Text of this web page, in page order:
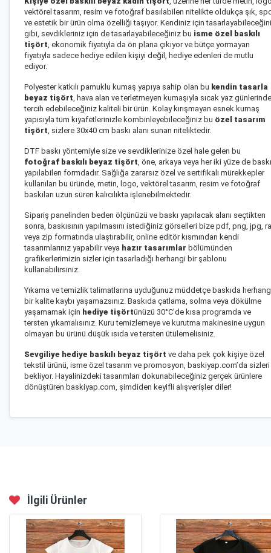
vektörel tasarım, resim ve fotoğraf basılabilen nitelikte oldukça şık,
ve estetik bir ürün olma özelliği taşıyor. Kendiniz için
gibi, sevdikleriniz için de tasarlayabileceğiniz bu isme özel baskılı
tişört, ekonomik fiyatıyla da ön plana çıkıyor ve bütçe yormayan
fiyatıyla sadece hediye edilen kişiyi değil, hediye edenleri de mutlu
ediyor.
Polyester katkılı pamuklu kumaş yapıya sahip olan bu kendin tasarla
beyaz tişört, hava alan ve terletmeyen kumaşıyla sıcak yaz günlerinde
tercih edebileceğiniz kaliteli bir ürün. Kolay kırışmayan esnek kumaş
yapısıyla tüm kıyafetlerinizle kombinleyebileceğiniz bu özel tasarım
tişört, sizlere 30x40 cm baskı alanı sunan niteliktedir.
DTF baskı yöntemiyle size ve sevdiklerinize özel hale gelen bu
fotoğraf baskılı beyaz tişört, öne, arkaya veya her iki yüze de baskı
yapılabilen formdadır. Sağlığa zararsız özel ve sertifikalı mürekkepler
kullanılan bu üründe, metin, logo, vektörel tasarım, resim ve fotoğraf
baskıları uzun süren kalıcılıkta işlenebilmektedir.
Sipariş panelinden beden ölçünüzü ve baskı yapılacak alanı seçtikten
sonra, baskısının yapılmasını istediğiniz görselleri bize pdf, png, jpg,
veya zip formatında ulaştırabilir, online editör kısmından kendi
tasarımlarınız yapabilir veya hazır tasarımlar bölümünden
grafikerlerimizin sizler için tasarladığı herhangi bir şablonu
kullanabilirsiniz.
Yıkama ve temizlik talimatlarına uyduğunuz müddetçe baskıda
bir kalite kaybı yaşamazsınız. Baskıda çatlama, solma veya dökülme
yaşamamak için hediye tişörtünüzü 30°C’de kısa programda ve
tersten yıkamalısınız. Kuru temizlemeye ve kurutma makinesine uygun
olmayan bu ürünü düşük ısıda ve tersten ütülemelisiniz.
Sevgiliye hediye baskılı beyaz tişört ve daha pek çok kişiye özel
tekstil ürünü, isme özel tasarım ve promosyon, baskiyap.com’da sizleri
bekliyor. Hayalinizdeki tasarımları dokunabileceğiniz gerçek ürünlere
dönüştüren baskiyap.com, şimdiden keyifli alışverişler diler!
İlgili Ürünler